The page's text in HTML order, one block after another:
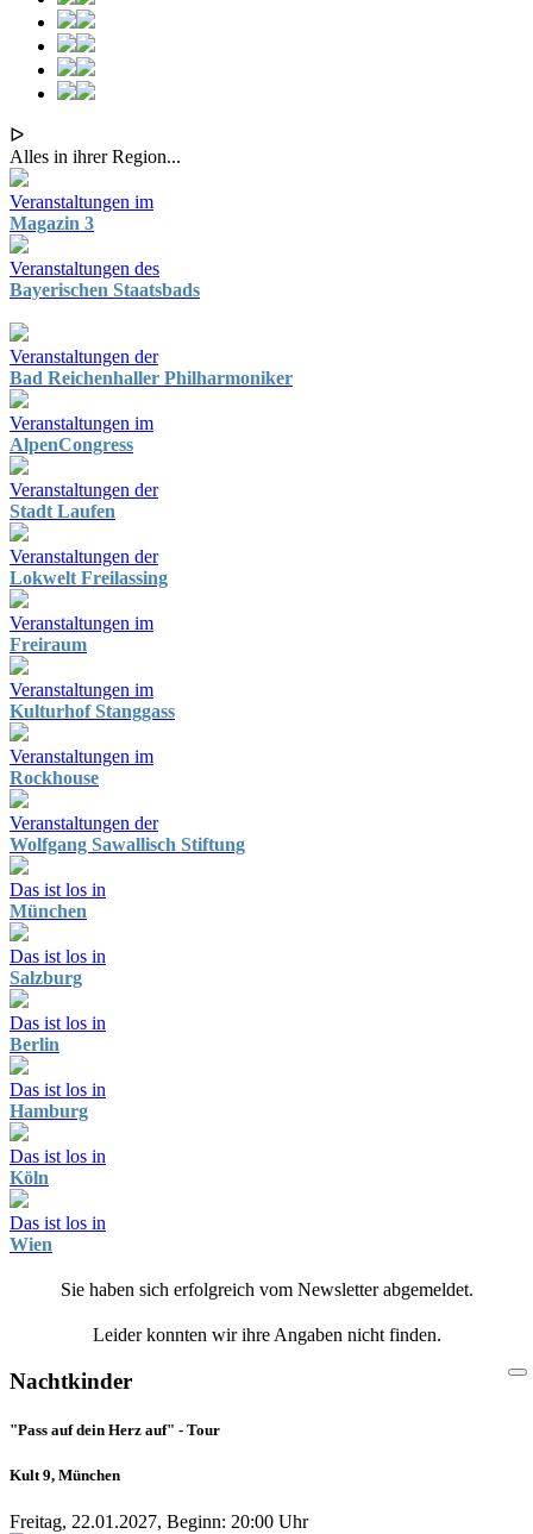
ᐅ
Alles in ihrer Region...
Veranstaltungen im
Magazin 3
Veranstaltungen des
Bayerischen Staatsbads
Veranstaltungen der
Bad Reichenhaller Philharmoniker
Veranstaltungen im
AlpenCongress
Veranstaltungen der
Stadt Laufen
Veranstaltungen der
Lokwelt Freilassing
Veranstaltungen im
Freiraum
Veranstaltungen im
Kulturhof Stanggass
Veranstaltungen im
Rockhouse
Veranstaltungen der
Wolfgang Sawallisch Stiftung
Das ist los in
München
Das ist los in
Salzburg
Das ist los in
Berlin
Das ist los in
Hamburg
Das ist los in
Köln
Das ist los in
Wien
Sie haben sich erfolgreich vom Newsletter abgemeldet.
Leider konnten wir ihre Angaben nicht finden.
Nachtkinder
"Pass auf dein Herz auf" - Tour
Kult 9, München
Freitag, 22.01.2027, Beginn: 20:00 Uhr